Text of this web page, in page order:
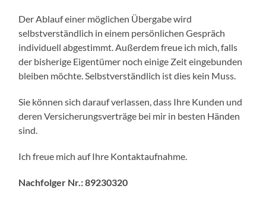
Der Ablauf einer möglichen Übergabe wird
selbstverständlich in einem persönlichen Gespräch
individuell abgestimmt. Außerdem freue ich mich, falls
der bisherige Eigentümer noch einige Zeit eingebunden
bleiben möchte. Selbstverständlich ist dies kein Muss.
Sie können sich darauf verlassen, dass Ihre Kunden und
deren Versicherungsverträge bei mir in besten Händen
sind.
Ich freue mich auf Ihre Kontaktaufnahme.
Nachfolger Nr.: 89230320